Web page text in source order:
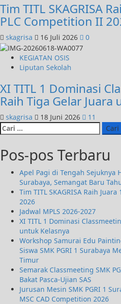
Tim TITL SKAGRISA
PLC Competition II
skagrisa 16 Juli 2026 0
KEGIATAN OSIS
Liputan Sekolah
XI TITL 1 Dominasi
Raih Tiga Gelar Juara
skagrisa 18 Juni 2026 11
Pos-pos Terbaru
Apel Pagi di Tengah Sejuknya
Surabaya, Semangat Baru
Tim TITL SKAGRISA Raih
2026
Jadwal MPLS 2026-2027
XI TITL 1 Dominasi
untuk Kelasnya
Workshop Samurai Edu
Siswa SMK PGRI 1 Surabaya
Timur
Semarak Classmeeting SMK
Bakat Pasca-Ujian SAS
Jurusan Mesin SMK PGRI 1
MSC CAD Competition 2026